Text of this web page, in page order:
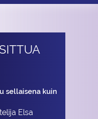
sellaisena kuin
Elsa